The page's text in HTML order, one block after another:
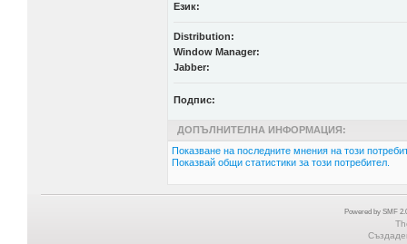
Език:
Distribution:
Window Manager:
Jabber:
Подпис:
ДОПЪЛНИТЕЛНА ИНФОРМАЦИЯ:
Показване на последните мнения на този
Показвай общи статистики за този потребител.
Powered by SMF